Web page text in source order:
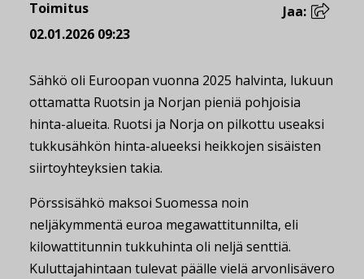
Toimitus
02.01.2026 09:23
Jaa:
Sähkö oli Euroopan vuonna 2025 halvinta, lukuun
ottamatta Ruotsin ja Norjan pieniä pohjoisia
hinta-alueita. Ruotsi ja Norja on pilkottu useaksi
tukkusähkön hinta-alueeksi heikkojen sisäisten
siirtoyhteyksien takia.
Pörssisähkö maksoi Suomessa noin
neljäkymmentä euroa megawattitunnilta, eli
kilowattitunnin tukkuhinta oli neljä senttiä.
Kuluttajahintaan tulevat päälle vielä arvonlisävero